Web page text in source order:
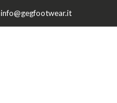
info@gegfootwear.it